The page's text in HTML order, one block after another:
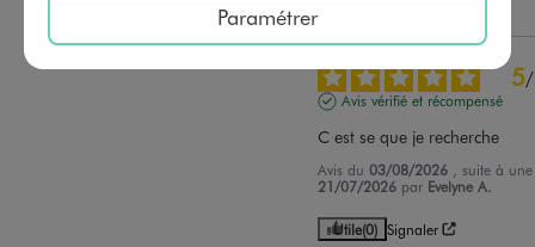
5/
Avis vérifié et récompensé
C est se que je recherche
Avis du03/08/2026
, suite à
21/07/2026 par Evelyne A.
Utile(0) Signaler
Paramétrer